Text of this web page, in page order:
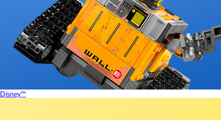
Disney™